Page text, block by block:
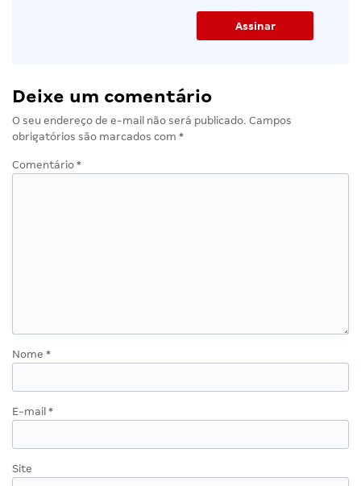
Deixe um comentário
O seu endereço de e-mail não será publicado. Campos
obrigatórios são marcados com *
Comentário *
Nome *
E-mail *
Site